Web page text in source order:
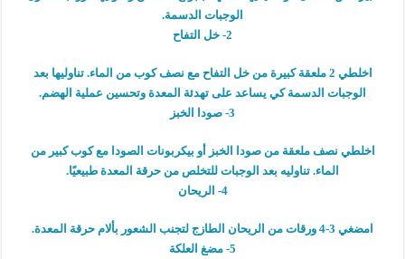
الوجبات الدسمة.
2- خل التفاح
اخلطي 2 ملعقة كبيرة من خل التفاح مع نصف كوب من الماء. تناوليها بعد
الوجبات الدسمة كي يساعد على تهدئة المعدة وتحسين عملية الهضم.
3- صودا الخبز
اخلطي نصف ملعقة من صودا الخبز أو بيكربونات الصودا مع كوب كبير من
الماء. تناوليه بعد الوجبات للتخلص من حرقة المعدة طبيعيًا.
4- الريحان
امضغي 3-4 ورقات من الريحان الطازج لتجنب الشعور بألام حرقة المعدة.
5- مضغ العلكة